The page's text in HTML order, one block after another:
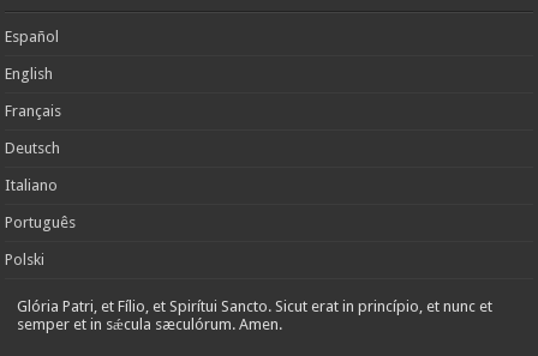
Español
English
Français
Deutsch
Italiano
Português
Polski
Glória Patri, et Fílio, et Spirítui Sancto. Sicut erat in princípio, et nunc et
semper et in sǽcula sæculórum. Amen.